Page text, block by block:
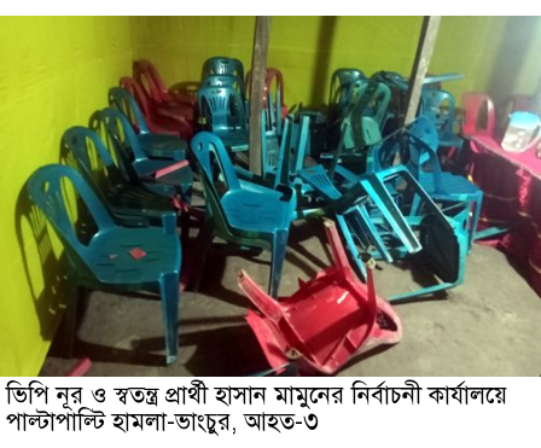
ভিপি নূর ও স্বতন্ত্র প্রার্থী হাসান মামুনের নির্বাচনী কার্যালয়ে
পাল্টাপাল্টি হামলা-ভাংচুর, আহত-৩